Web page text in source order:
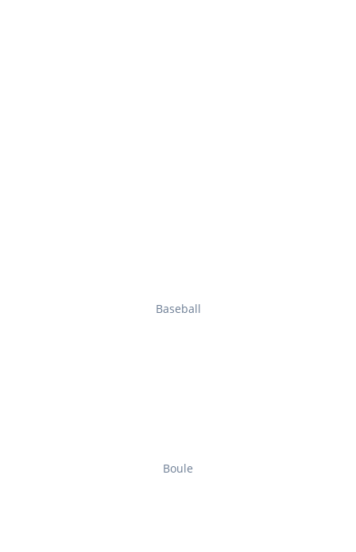
Baseball
Boule